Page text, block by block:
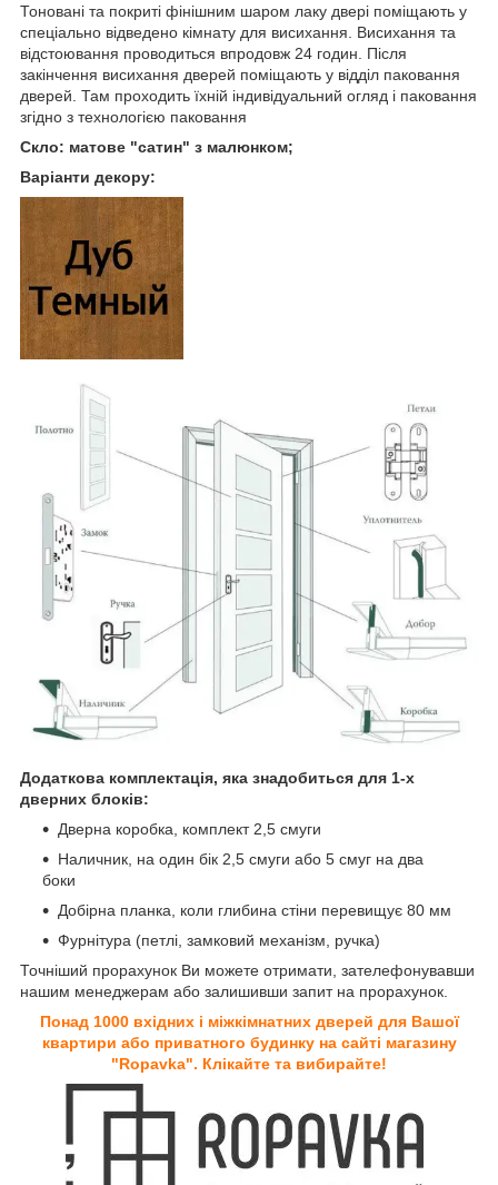
Тоновані та покриті фінішним шаром лаку двері поміщають у
спеціально відведено кімнату для висихання. Висихання та
відстоювання проводиться впродовж 24 годин. Після
закінчення висихання дверей поміщають у відділ паковання
дверей. Там проходить їхній індивідуальний огляд і паковання
згідно з технологією паковання
Скло: матове "сатин" з малюнком;
Варіанти декору:
Додаткова комплектація, яка знадобиться для 1-х
дверних блоків:
Дверна коробка, комплект 2,5 смуги
Наличник, на один бік 2,5 смуги або 5 смуг на два
боки
Добірна планка, коли глибина стіни перевищує 80 мм
Фурнітура (петлі, замковий механізм, ручка)
Точніший прорахунок Ви можете отримати, зателефонувавши
нашим менеджерам або залишивши запит на прорахунок.
Понад 1000 вхідних і міжкімнатних дверей для Вашої
квартири або приватного будинку на сайті магазину
"Ropavka". Клікайте та вибирайте!